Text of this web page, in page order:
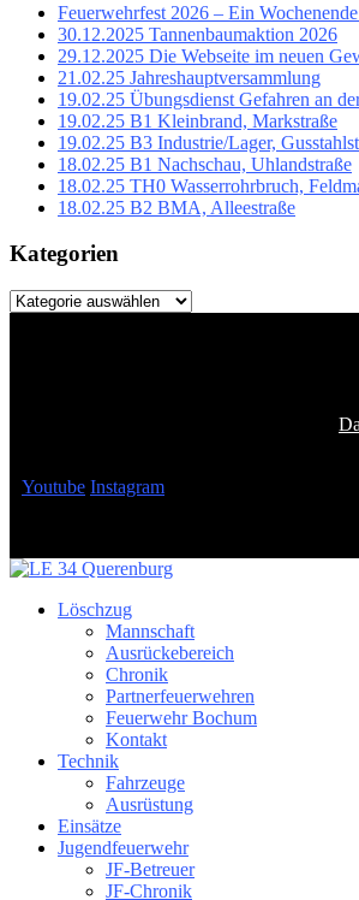
Feuerwehrfest 2026 – Ein
30.12.2025 Tannenbaumaktion 2026
29.12.2025 Die Webseite im neuen
21.02.25 Jahreshauptversammlung
19.02.25 Übungsdienst Gefahren an
19.02.25 B1 Kleinbrand, Markstraße
19.02.25 B3 Industrie/Lager,
18.02.25 B1 Nachschau, Uhlandstraße
18.02.25 TH0 Wasserrohrbruch,
18.02.25 B2 BMA, Alleestraße
Kategorien
Kategorien
Youtube Instagram
Löschzug
Mannschaft
Ausrückebereich
Chronik
Partnerfeuerwehren
Feuerwehr Bochum
Kontakt
Technik
Fahrzeuge
Ausrüstung
Einsätze
Jugendfeuerwehr
JF-Betreuer
JF-Chronik